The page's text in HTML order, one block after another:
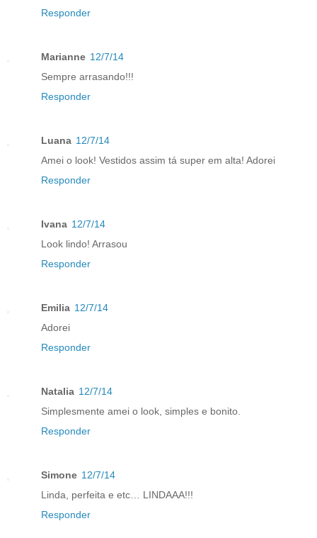
Responder
Marianne 12/7/14
Sempre arrasando!!!
Responder
Luana 12/7/14
Amei o look! Vestidos assim tá super em alta! Adorei
Responder
Ivana 12/7/14
Look lindo! Arrasou
Responder
Emilia 12/7/14
Adorei
Responder
Natalia 12/7/14
Simplesmente amei o look, simples e bonito.
Responder
Simone 12/7/14
Linda, perfeita e etc… LINDAAA!!!
Responder